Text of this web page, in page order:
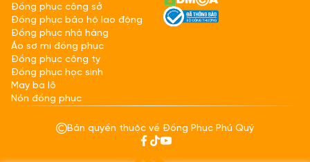
Đồng phục công sở
Đồng phục bảo hộ lao động
Đồng phục nhà hàng
Áo sơ mi đồng phục
Đồng phục công ty
Đồng phục học sinh
May ba lô
Nón đồng phục
Bản quyền thuộc về Đồng Phục Phú Quý